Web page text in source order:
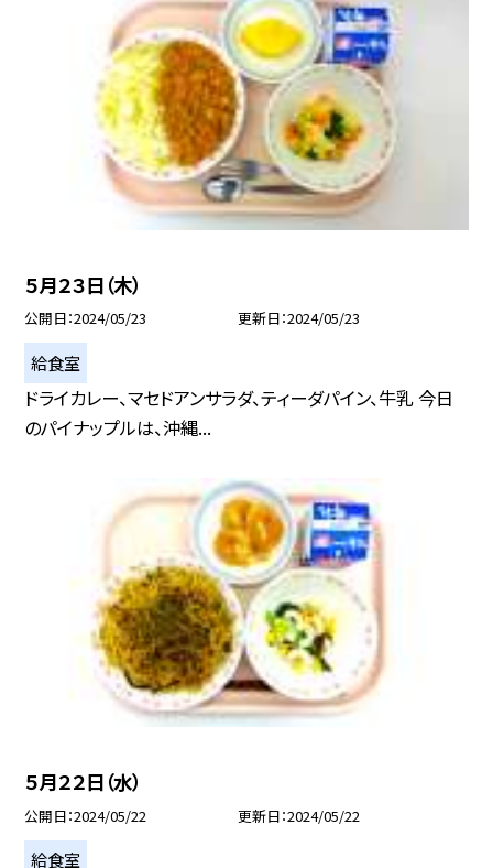
５月２３日（木）
公開日 2024/05/23 更新日 2024/05/23
給食室
ドライカレー、マセドアンサラダ、ティーダパイン、牛乳 今日
のパイナップルは、沖縄...
５月２２日（水）
公開日 2024/05/22 更新日 2024/05/22
給食室